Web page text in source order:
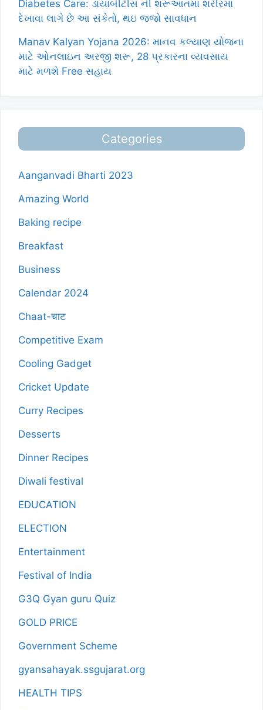
Diabetes Care: ડાયાબીટીસ ની શરૂઆતમા શરીરમા
દેખાવા લાગે છે આ સંકેતો, થઇ જજો સાવધાન
Manav Kalyan Yojana 2026: માનવ કલ્યાણ યોજના
માટે ઓનલાઇન અરજી શરૂ, 28 પ્રકારના વ્યવસાય
માટે મળશે Free સહાય
Categories
Aanganvadi Bharti 2023
Amazing World
Baking recipe
Breakfast
Business
Calendar 2024
Chaat-चाट
Competitive Exam
Cooling Gadget
Cricket Update
Curry Recipes
Desserts
Dinner Recipes
Diwali festival
EDUCATION
ELECTION
Entertainment
Festival of India
G3Q Gyan guru Quiz
GOLD PRICE
Government Scheme
gyansahayak.ssgujarat.org
HEALTH TIPS